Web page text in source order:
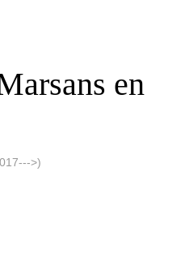
en
>)